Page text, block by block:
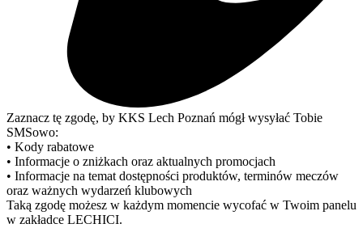
Zaznacz tę zgodę, by KKS Lech Poznań mógł wysyłać Tobie
SMSowo:
• Kody rabatowe
• Informacje o zniżkach oraz aktualnych promocjach
• Informacje na temat dostępności produktów, terminów meczów
oraz ważnych wydarzeń klubowych
Taką zgodę możesz w każdym momencie wycofać w Twoim panelu
w zakładce LECHICI.